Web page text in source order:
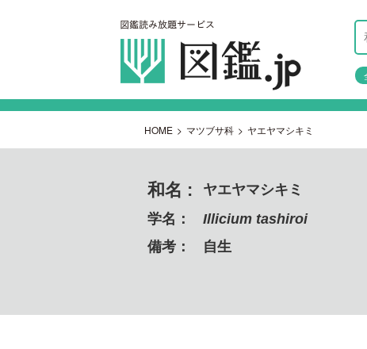
HOME > マツブサ科 > ヤエヤマシキミ
和名 :
ヤエヤマシキミ
学名：
Illicium tashiroi
備考：
自生